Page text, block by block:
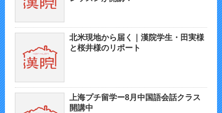
北米現地から届く｜漢院学生・田実様
と桜井様のリポート
上海プチ留学ー8月中国語会話クラス
開講中